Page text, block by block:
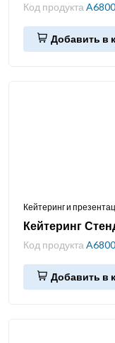
Код продукта
Добавить в
Кейтеринг и
Кейтеринг
Код продукта
Добавить в